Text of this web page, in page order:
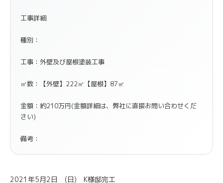
工事詳細
種別：
工事：外壁及び屋根塗装工事
㎡数：【外壁】222㎡【屋根】87㎡
金額：約210万円(金額詳細は、弊社に直接お問い合わせくだ
さい)
備考：
2021年5月2日 (日) K様邸完工